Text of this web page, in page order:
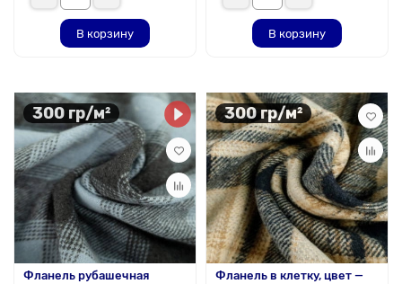
В корзину В корзину
300 гр/м²
Фланель рубашечная
300 гр/м²
Фланель в клетку, цвет —